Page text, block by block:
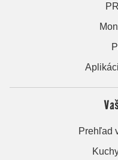
Prehľad